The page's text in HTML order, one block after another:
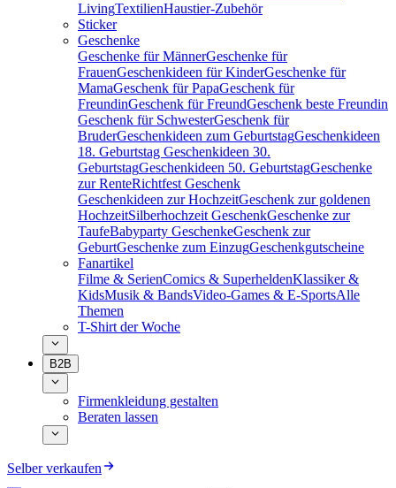
LivingTextilienHaustier-Zubehör
Sticker
Geschenke
Geschenke für MännerGeschenke für
FrauenGeschenkideen für KinderGeschenke für
MamaGeschenk für PapaGeschenk für
FreundinGeschenk für FreundGeschenk beste Freundin
Geschenk für SchwesterGeschenk für
BruderGeschenkideen zum GeburtstagGeschenkideen
18. Geburtstag Geschenkideen 30.
GeburtstagGeschenkideen 50. GeburtstagGeschenke
zur RenteRichtfest Geschenk
Geschenkideen zur HochzeitGeschenk zur goldenen
HochzeitSilberhochzeit GeschenkGeschenke zur
TaufeBabyparty GeschenkeGeschenk zur
GeburtGeschenke zum EinzugGeschenkgutscheine
Fanartikel
Filme & SerienComics & SuperheldenKlassiker &
KidsMusik & BandsVideo-Games & E-SportsAlle
Themen
T-Shirt der Woche
B2B
Firmenkleidung gestalten
Beraten lassen
Selber verkaufen